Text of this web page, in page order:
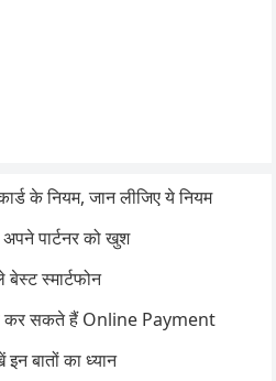
के नियम, जान लीजिए ये नियम
पार्टनर को खुश
स्मार्टफोन
कर सकते हैं Online Payment
बातों का ध्यान